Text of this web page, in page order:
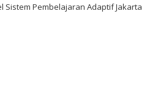
Sistem Pembelajaran Adaptif Jakarta